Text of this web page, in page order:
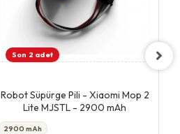
Son 2 adet
Robot Süpürge Pili - Xiaomi Mop 2
Lite MJSTL - 2900 mAh
2900 mAh